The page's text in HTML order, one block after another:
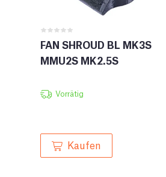
FAN SHROUD BL MK3S
MMU2S MK2.5S
Vorrätig
Kaufen